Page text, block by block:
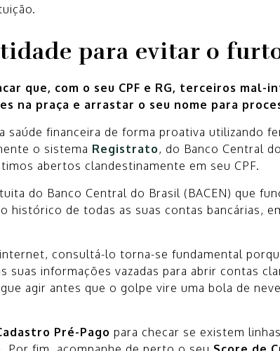
para evitar o
que, com o seu CPF e RG, terceiros mal-
na praça e arrastar o seu nome para
saúde financeira de forma proativa utilizando
o sistema Registrato, do Banco Central
abertos clandestinamente em seu CPF.
do Banco Central do Brasil (BACEN) que
histórico de todas as suas contas bancárias,
consultá-lo torna-se fundamental
suas informações vazadas para abrir contas
agir antes que o golpe vire uma bola de
Pré-Pago para checar se existem